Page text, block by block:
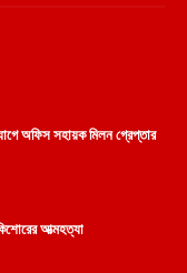
অফিস সহায়ক মিলন গ্রেপ্তার
আত্মহত্যা